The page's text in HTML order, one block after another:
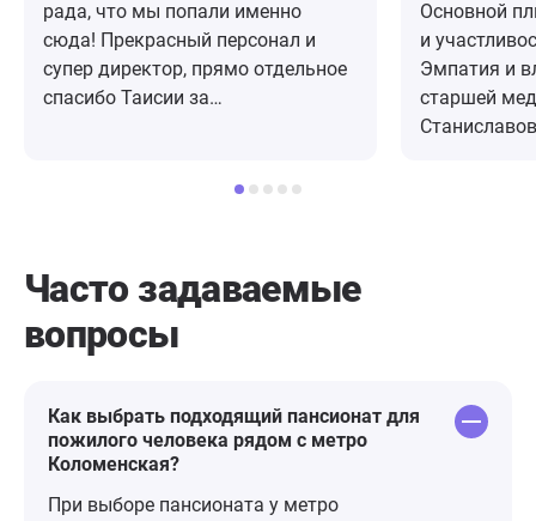
рада, что мы попали именно
сюда! Прекрасный персонал и
супер директор, прямо отдельное
спасибо Таисии за
пахнет домашней едой, бабуля
нужно. Спасибо Вам!!!
Основной
и
Эмпатия и
старшей
здание,
ремонта
Часто задаваемые
вопросы
Как выбрать подходящий пансионат для
пожилого человека рядом с метро
Коломенская?
При выборе пансионата у метро